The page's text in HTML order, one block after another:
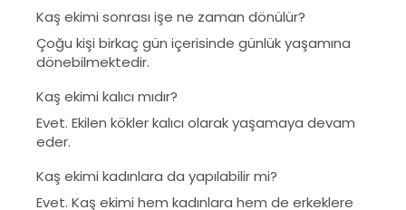
Kaş ekimi sonrası işe ne zaman dönülür?
Çoğu kişi birkaç gün içerisinde günlük yaşamına
dönebilmektedir.
Kaş ekimi kalıcı mıdır?
Evet. Ekilen kökler kalıcı olarak yaşamaya devam
eder.
Kaş ekimi kadınlara da yapılabilir mi?
Evet. Kaş ekimi hem kadınlara hem de erkeklere